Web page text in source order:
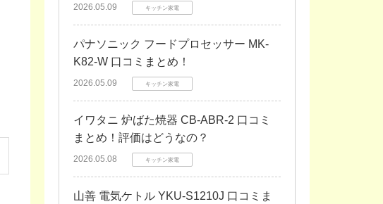
2026.05.09 キッチン家電
パナソニック フードプロセッサー MK-
K82-W 口コミまとめ！
2026.05.09 キッチン家電
イワタニ 炉ばた焼器 CB-ABR-2 口コミ
まとめ！評価はどうなの？
2026.05.08 キッチン家電
山善 電気ケトル YKU-S1210J 口コミま